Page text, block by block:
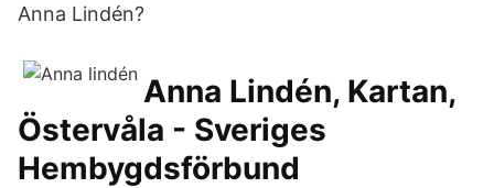
Anna Lindén?
Anna Lindén, Kartan,
Östervåla - Sveriges
Hembygdsförbund